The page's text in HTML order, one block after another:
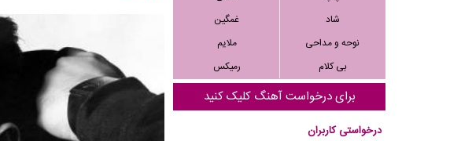
شاد
غمگین
نوحه و مداحی
ملایم
بی کلام
رمیکس
برای درخواست آهنگ کلیک کنید
درخواستی کاربران